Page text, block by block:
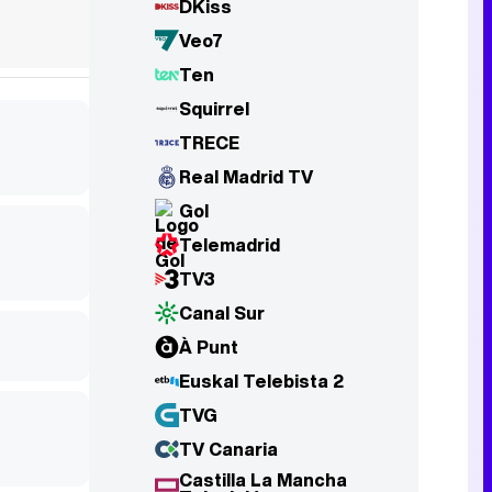
DKiss
Veo7
Ten
Squirrel
TRECE
Real Madrid TV
Gol
Telemadrid
TV3
Canal Sur
À Punt
Euskal Telebista 2
TVG
TV Canaria
Castilla La Mancha